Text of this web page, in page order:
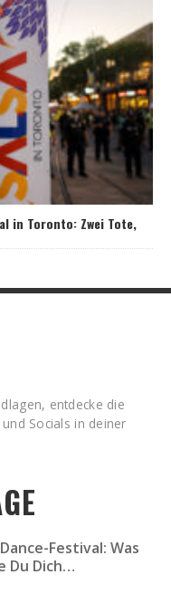
in Toronto: Zwei Tote,
entdecke die
Socials in deiner
Festival: Was
Du Dich
Du Einpackst